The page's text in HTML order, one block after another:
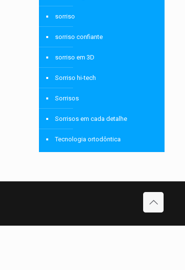
sorriso
sorriso confiante
sorriso em 3D
Sorriso hi-tech
Sorrisos
Sorrisos em cada detalhe
Tecnologia ortodôntica